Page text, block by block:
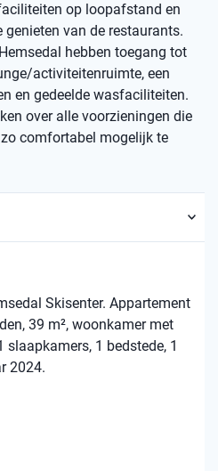
op loopafstand en
van de restaurants.
hebben toegang tot
activiteitenruimte, een
en gedeelde wasfaciliteiten.
over alle voorzieningen die
comfortabel mogelijk te
Skisenter. Appartement
39 m², woonkamer met
slaapkamers, 1 bedstede, 1
2024.